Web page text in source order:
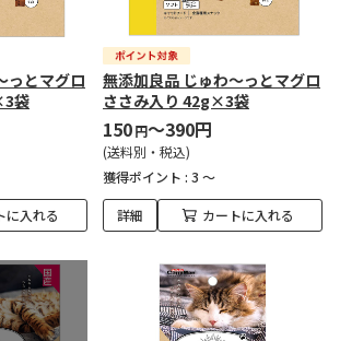
っとマグロ
袋
に入れる
無添加良品 じゅわ～っとマグロ
ささみ入り 42g×3袋
150円～390円
(送料別・税込)
獲得ポイント : 3 ～
詳細 カートに入れる